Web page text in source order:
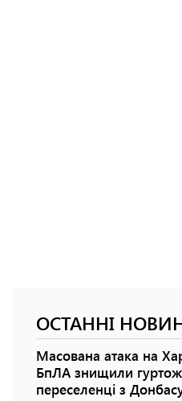
ОСТАННІ
Масована атака на
БпЛА знищили
переселенці з